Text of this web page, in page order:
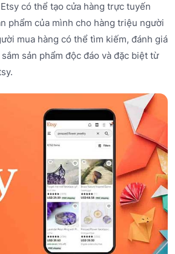
có thể tạo cửa hàng trực tuyến
phẩm của mình cho hàng triệu người
mua hàng có thể tìm kiếm, đánh giá
sản phẩm độc đáo và đặc biệt từ